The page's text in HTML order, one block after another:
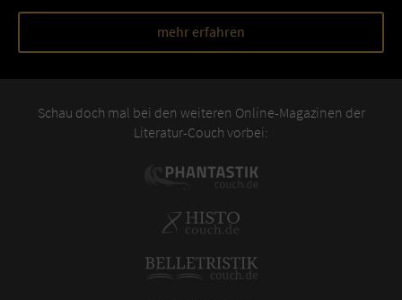
mehr erfahren
Schau doch mal bei den weiteren Online-Magazinen der
Literatur-Couch vorbei: